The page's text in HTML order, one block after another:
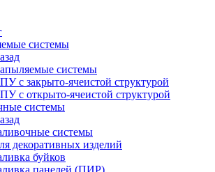
системы
системы
с закрыто-ячеистой структурой
с открыто-ячеистой структурой
системы
системы
декоративных изделий
буйков
панелей (ПИР)